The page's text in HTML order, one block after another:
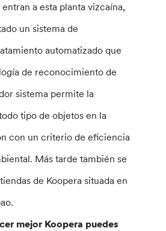
a esta planta vizcaína,
un sistema de
automatizado que
de reconocimiento de
sistema permite la
tipo de objetos en la
con un criterio de eficiencia
Más tarde también se
de Koopera situada en
mejor Koopera puedes